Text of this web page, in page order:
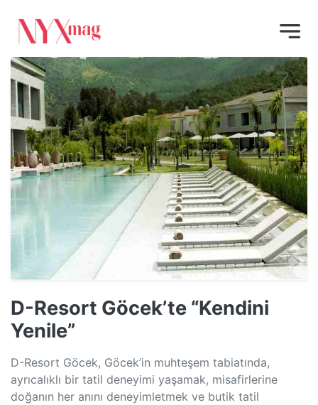
D-Resort Göcek’te “Kendini
Yenile”
D-Resort Göcek, Göcek’in muhteşem tabiatında,
ayrıcalıklı bir tatil deneyimi yaşamak, misafirlerine
doğanın her anını deneyimletmek ve butik tatil